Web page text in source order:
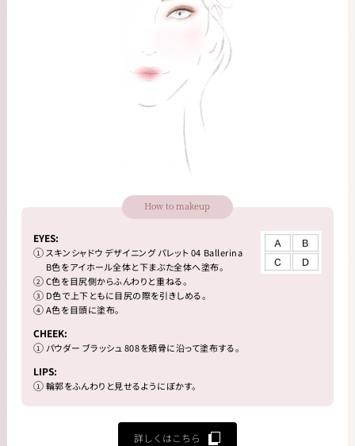
How to makeup
EYES:
スキンシャドウ デザイニング パレット 04 Ballerina
B色をアイホール全体と下まぶた全体へ塗布。
C色を目尻側からふんわりと重ねる。
D色で上下ともに目尻の際を引きしめる。
A色を目頭に塗布。
CHEEK:
パウダー ブラッシュ 808を頬骨に沿って塗布する。
LIPS:
輪郭をふんわりと見せるようにぼかす。
詳しくはこちら